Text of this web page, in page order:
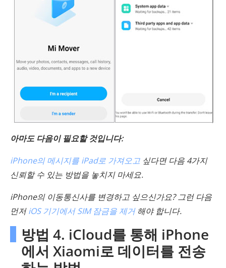
아마도 다음이 필요할 것입니다:
iPhone의 메시지를 iPad로 가져오고 싶다면 다음 4가지
신뢰할 수 있는 방법을 놓치지 마세요.
iPhone의 이동통신사를 변경하고 싶으신가요? 그런 다음
먼저iOS 기기에서 SIM 잠금을 제거해야 합니다.
방법 4. iCloud를 통해 iPhone
에서 Xiaomi로 데이터를 전송